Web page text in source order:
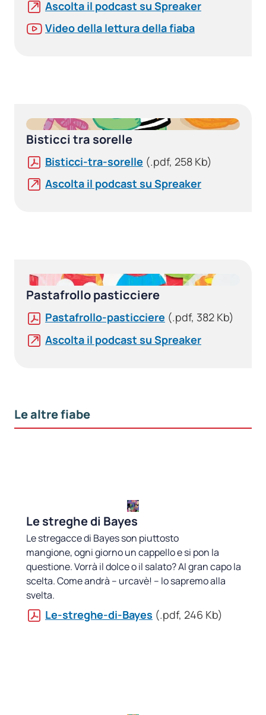
Ascolta il podcast su Spreaker
Video della lettura della fiaba
Bisticci tra sorelle
Bisticci-tra-sorelle (.pdf, 258 Kb)
Ascolta il podcast su Spreaker
Pastafrollo pasticciere
Pastafrollo-pasticciere (.pdf, 382 Kb)
Ascolta il podcast su Spreaker
Le altre fiabe
Le streghe di Bayes
Le stregacce di Bayes son piuttosto
mangione, ogni giorno un cappello e si pon la
questione. Vorrà il dolce o il salato? Al gran capo la
scelta. Come andrà – urcavè! – lo sapremo alla
svelta.
Le-streghe-di-Bayes (.pdf, 246 Kb)